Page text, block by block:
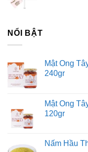
NỔI BẬT
Mật Ong
240gr
Mật Ong
120gr
Nấm Hầu